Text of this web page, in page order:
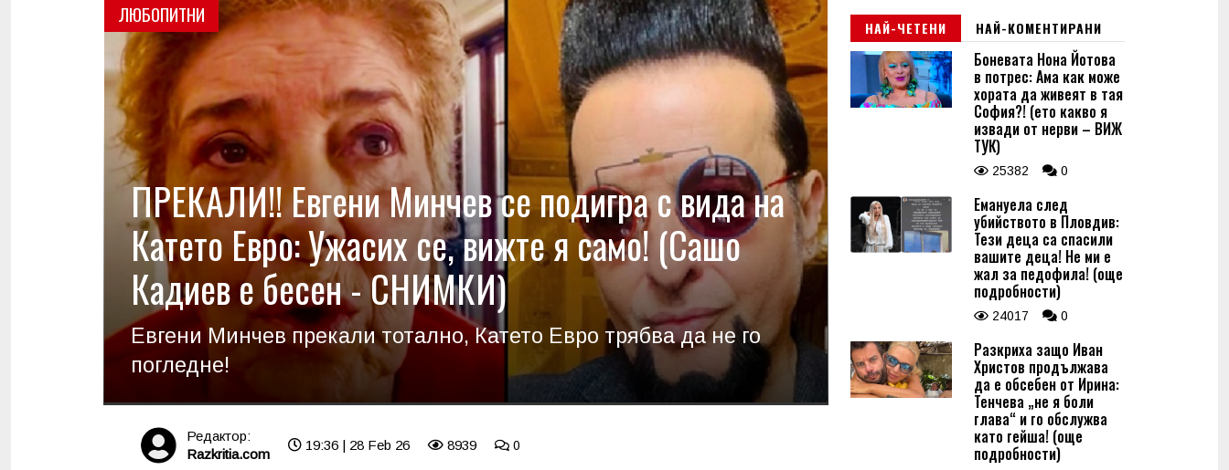
ЛЮБОПИТНИ
ПРЕКАЛИ!! Евгени Минчев се подигра с вида на
Катето Евро: Ужасих се, вижте я само! (Сашо
Кадиев е бесен - СНИМКИ)
Евгени Минчев прекали тотално, Катето Евро трябва да не го
погледне!
Редактор:
Razkritia.com
19:36 | 28 Feb 26 8939 0
НАЙ-ЧЕТЕНИ НАЙ-КОМЕНТИРАНИ
Боневата Нона Йотова
в потрес: Ама как може
хората да живеят в тая
София?! (ето какво я
извади от нерви – ВИЖ
ТУК)
25382 0
Емануела след
убийството в Пловдив:
Тези деца са спасили
вашите деца! Не ми е
жал за педофила! (още
подробности)
24017 0
Разкриха защо Иван
Христов продължава
да е обсебен от Ирина:
Тенчева „не я боли
глава“ и го обслужва
като гейша! (още
подробности)